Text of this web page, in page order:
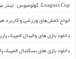
Leagues Cup: کولومبوس – اینتر میامی رو اپارات اسپرت ببنید
انواع کفش‌های ورزشی و کاربرد
دانلود بازی های والیبال المپیک پاریس
دانلود بازی های بسکتبال المپیک